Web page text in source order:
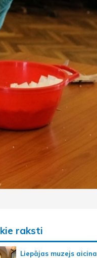
raksti
Liepājas muzejs aicina